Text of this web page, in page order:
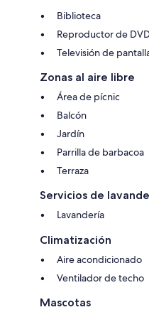
Biblioteca
Reproductor de
Televisión de
Zonas al aire libre
Área de pícnic
Balcón
Jardín
Parrilla de barbacoa
Terraza
Servicios de
Lavandería
Climatización
Aire acondicionado
Ventilador de techo
Mascotas